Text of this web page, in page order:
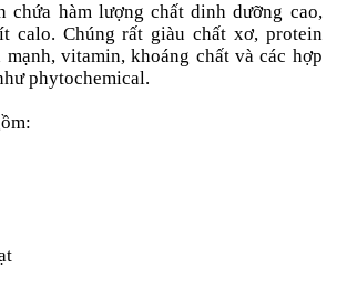
chứa hàm lượng chất dinh dưỡng cao,
calo. Chúng rất giàu chất xơ, protein
mạnh, vitamin, khoáng chất và các hợp
phytochemical.